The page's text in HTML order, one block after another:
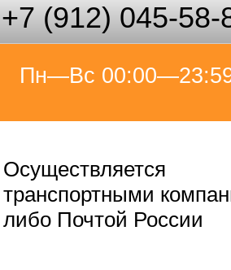
+7 (912) 045-58-
Пн—Вс
Осуществляется
транспортными
либо Почтой России